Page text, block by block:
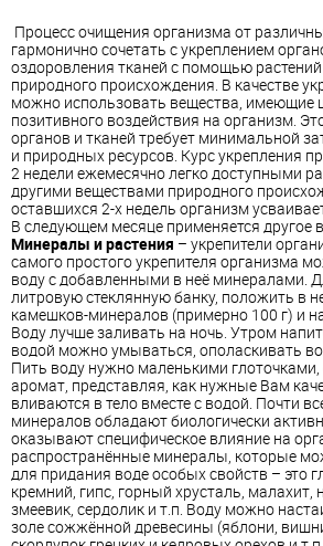
Процесс очищения организма от
гармонично сочетать с укреплением
оздоровления тканей с помощью
природного происхождения. В качестве
можно использовать вещества, имеющие
позитивного воздействия на организм.
органов и тканей требует минимальной
и природных ресурсов. Курс укрепления
2 недели ежемесячно легко доступными
другими веществами природного
оставшихся 2-х недель организм
В следующем месяце применяется другое
Минералы и растения – укрепители
самого простого укрепителя организма
воду с добавленными в неё минералами.
литровую стеклянную банку, положить в
камешков-минералов (примерно 100 г) и
Воду лучше заливать на ночь. Утром
водой можно умываться, ополаскивать
Пить воду нужно маленькими
аромат, представляя, как нужные Вам
вливаются в тело вместе с водой. Почти
минералов обладают биологически
оказывают специфическое влияние на
распространённые минералы, которые
для придания воде особых свойств – это
кремний, гипс, горный хрусталь,
змеевик, сердолик и т.п. Воду можно
золе сожжённой древесины (яблони,